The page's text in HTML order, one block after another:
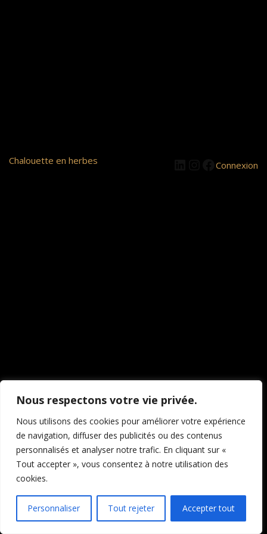
Nous respectons votre vie privée.
Nous utilisons des cookies pour améliorer votre expérience
de navigation, diffuser des publicités ou des contenus
personnalisés et analyser notre trafic. En cliquant sur «
Tout accepter », vous consentez à notre utilisation des
cookies.
Personnaliser Tout rejeter Accepter tout
Chalouette en herbes LinkedIn
Instagram
Facebook
Connexion